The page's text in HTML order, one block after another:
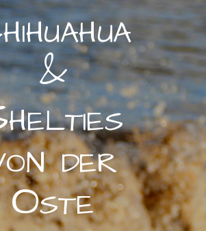
&
der
Oste